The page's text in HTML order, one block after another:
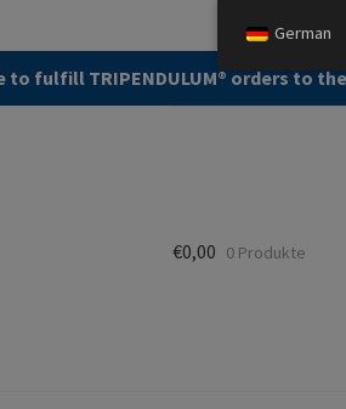
fulfill TRIPENDULUM®️ orders to
Suche:
€0,00 0 Produkte
German